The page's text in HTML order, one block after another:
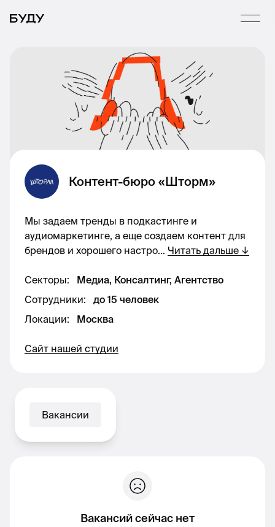
Контент-бюро «Шторм»
Мы задаем тренды в подкастинге и
аудиомаркетинге, а еще создаем контент для
брендов и хорошего настро... Читать дальше ↓
Секторы:
Медиа, Консалтинг, Агентство
Сотрудники:
до 15 человек
Локации: Москва
Сайт нашей студии
Вакансии
Вакансий сейчас нет